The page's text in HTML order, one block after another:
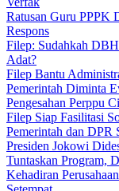
Ratusan Guru PPPK
Respons
Filep: Sudahkah
Adat?
Filep Bantu
Pemerintah Diminta
Pengesahan Perppu
Filep Siap Fasilitasi
Pemerintah dan DPR
Presiden Jokowi
Tuntaskan Program,
Kehadiran